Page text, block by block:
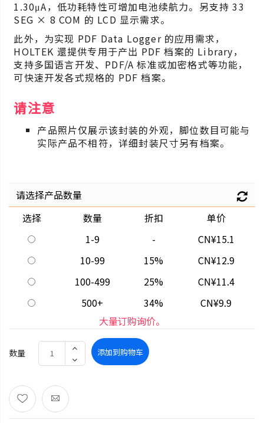
1.30μA，低功耗特性可增加电池续航力。另支持 33
SEG × 8 COM 的 LCD 显示需求。
此外，为实现 PDF Data Logger 的应用需求，
HOLTEK 還提供专用于产出 PDF 档案的 Library，
支持多国语言开发、PDF/A 标准或加密格式等功能，
可快速开发各式规格的 PDF 档案。
请注意
产品照片仅展示该封装的外观，脚位数目可能与
实际产品不相符，详细封装尺寸另有档案。
请选择产品数量
选择
数量 折扣
单价
1-9
-
CN¥15.1
10-99
15%
CN¥12.9
100-499
25%
CN¥11.4
500+
34%
CN¥9.9
大量订购询价。
数量 添加到购物车